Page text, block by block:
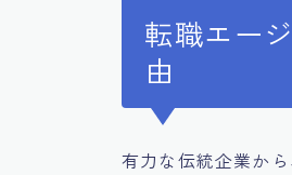
転職エー
由
有力な伝統企業か